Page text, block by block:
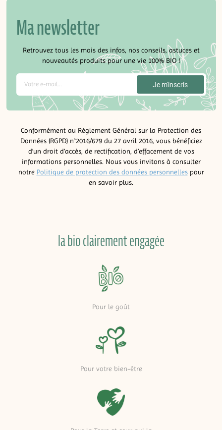
Ma newsletter
Retrouvez tous les mois des infos, nos conseils, astuces et
nouveautés produits pour une vie 100% BIO !
Conformément au Règlement Général sur la Protection des
Données (RGPD) n°2016/679 du 27 avril 2016, vous bénéficiez
d’un droit d’accès, de rectification, d’effacement de vos
informations personnelles. Nous vous invitons à consulter
notre Politique de protection des données personnellespour
en savoir plus.
la bio clairement engagée
Pour le goût
Pour votre bien-être